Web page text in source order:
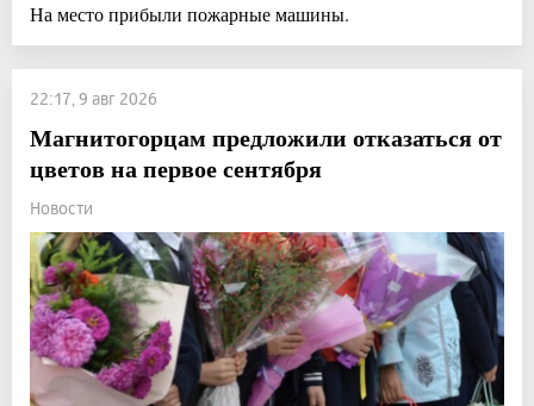
На место прибыли пожарные машины.
22:17, 9 авг 2026
Магнитогорцам предложили отказаться от
цветов на первое сентября
Новости